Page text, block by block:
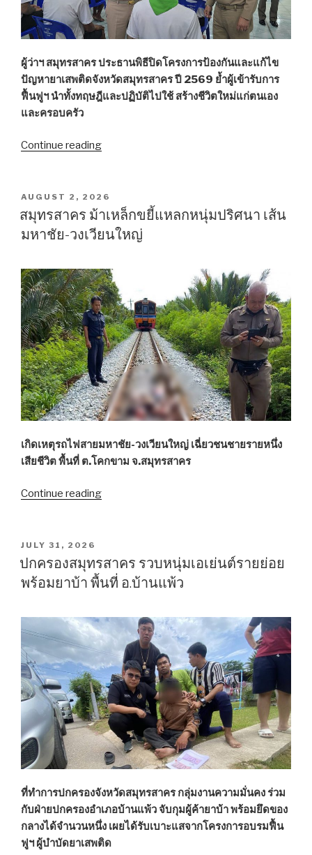
ปี
69”
ผู้ว่าฯ สมุทรสาคร ประธานพิธีปิดโครงการป้องกันและแก้ไข
ปัญหายาเสพติดจังหวัดสมุทรสาคร ปี 2569 ย้ำผู้เข้ารับการ
ฟื้นฟูฯ นำทั้งทฤษฎีและปฏิบัติไปใช้ สร้างชีวิตใหม่แก่ตนเอง
และครอบครัว
Continue reading
ฟื้นฟู
สมรรถภาพ
ผู้
เสพ
ติด
ปี
69
ผู้
ว่าฯ
ย้ำ
นำ
ความ
สร้าง
ชีวิต
POSTED
ON
AUGUST 2, 2026
สมุทรสาคร ม้าเหล็กขยี้แหลกหนุ่มปริศนา เส้น
มหาชัย-วงเวียนใหญ่
เกิดเหตุรถไฟสายมหาชัย-วงเวียนใหญ่ เฉี่ยวชนชายรายหนึ่ง
เสียชีวิต พื้นที่ ต.โคกขาม จ.สมุทรสาคร
Continue reading
แหลก
หนุ่ม
มหาชัย-
วง
เวียน
ใหญ่”
POSTED
ON
JULY 31, 2026
ปกครองสมุทรสาคร รวบหนุ่มเอเย่นต์รายย่อย
พร้อมยาบ้า พื้นที่ อ.บ้านแพ้ว
ที่ทำการปกครองจังหวัดสมุทรสาคร กลุ่มงานความมั่นคง ร่วม
กับฝ่ายปกครองอำเภอบ้านแพ้ว จับกุมผู้ค้ายาบ้า พร้อมยึดของ
กลางได้จำนวนหนึ่ง เผยได้รับเบาะแสจากโครงการอบรมฟื้น
ฟูฯ ผู้บำบัดยาเสพติด